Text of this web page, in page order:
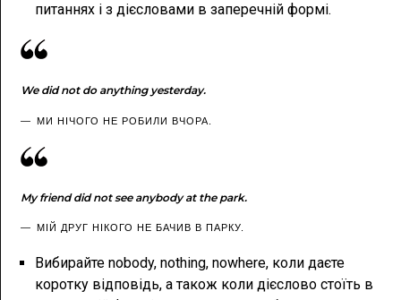
питаннях і з дієсловами в заперечній формі.
We did not do anything yesterday.
МИ НІЧОГО НЕ РОБИЛИ ВЧОРА.
My friend did not see anybody at the park.
МІЙ ДРУГ НІКОГО НЕ БАЧИВ В ПАРКУ.
Вибирайте nobody, nothing, nowhere, коли даєте
коротку відповідь, а також коли дієслово стоїть в